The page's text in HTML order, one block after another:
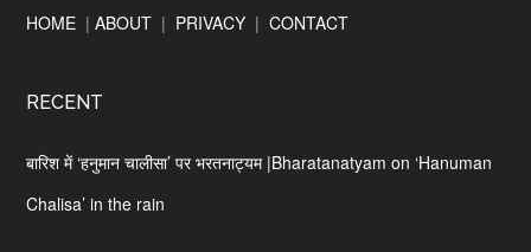
Footer
HOME |ABOUT | PRIVACY |CONTACT
RECENT
बारिश में ‘हनुमान चालीसा’ पर भरतनाट्यम |Bharatanatyam on ‘Hanuman
Chalisa’ in the rain